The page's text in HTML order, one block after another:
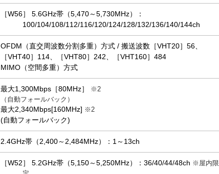
［W56］ 5.6GHz帯（5,470～5,730MHz）：
100/104/108/112/116/120/124/128/132/136/140/144ch
OFDM（直交周波数分割多重）方式 / 搬送波数［VHT20］56、
［VHT40］114、［VHT80］242、［VHT160］484
MIMO（空間多重）方式
最大1,300Mbps［80MHz］
※2
（自動フォールバック）
最大2,340Mbps[160MHz] ※2
(自動フォールバック)
2.4GHz帯（2,400～2,484MHz）：1～13ch
［W52］ 5.2GHz帯（5,150～5,250MHz）：36/40/44/48ch ※屋内限